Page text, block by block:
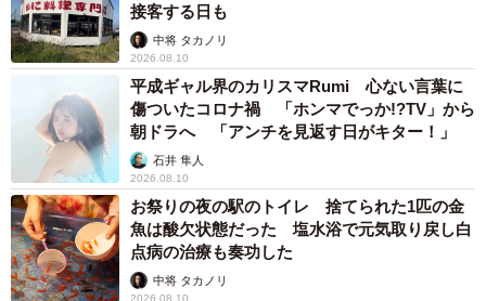
そうなるのではないかと感じています。次の世代にゴミで
覆われた海を残したくない、宇和海や瀬戸内の美味しい魚
をいつまでも食べ続けてほしいと願って行っています」
――ゴミを捨ててしまう人含めて、伝えたいことは？
「地球は皆さんの住む自宅です。街も海もゴミだらけだ
と、自宅がゴミだらけなのと同じだと思ってください。ご
み拾いしましょうとは言いませんが、まずポイ捨てしない
でください。1人ひとりが適切にゴミを処理すれば、地球環
接客する日も
中将 タカノリ
2026.08.10
平成ギャル界のカリスマRumi 心ない言葉に
傷ついたコロナ禍 「ホンマでっか!?TV」から
朝ドラへ 「アンチを見返す日がキター！」
石井 隼人
2026.08.10
お祭りの夜の駅のトイレ 捨てられた1匹の金
魚は酸欠状態だった 塩水浴で元気取り戻し白
点病の治療も奏功した
中将 タカノリ
2026.08.10